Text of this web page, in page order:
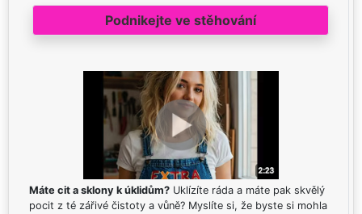
Podnikejte ve stěhování
Máte cit a sklony k úklidům? Uklízíte ráda a máte pak skvělý
pocit z té zářivé čistoty a vůně? Myslíte si, že byste si mohla